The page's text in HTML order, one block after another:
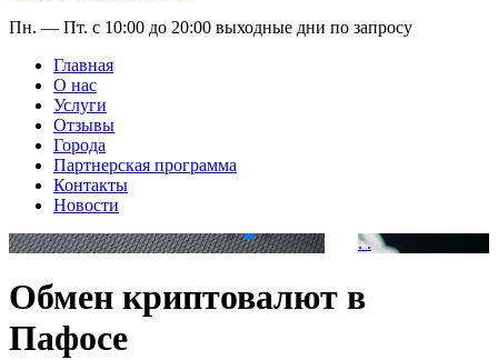
Пн. — Пт. с 10:00 до 20:00 выходные дни по запросу
Главная
О нас
Услуги
Отзывы
Города
Партнерская программа
Контакты
Новости
. .
Обмен криптовалют в
Пафосе